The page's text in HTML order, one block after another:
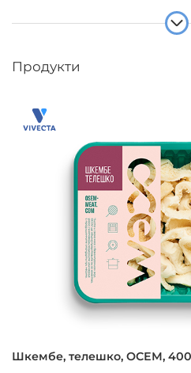
Batalle, Patel, Storteboom, Moy park,
Aretol и много други. Вивекта БГ е
екипи от специалисти ще получите
Продукти
Шкембе, телешко, ОСЕМ,